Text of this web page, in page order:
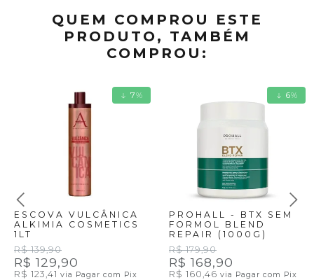
QUEM COMPROU ESTE
PRODUTO, TAMBÉM
COMPROU:
7%
ESCOVA VULCÂNICA
ALKIMIA COSMETICS
1LT
R$ 139,90
R$ 129,90
R$ 123,41 via Pagar com Pix
6%
PROHALL - BTX SEM
FORMOL BLEND
REPAIR (1000G)
R$ 179,90
R$ 168,90
R$ 160,46 via Pagar com Pix